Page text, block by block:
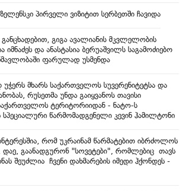
პირველი ვიზიტით სერბეთში ჩავიდა
გიგა ავალიანის მკვლელობის
იმნაძეს და ანასტასია ბერუაშვილს საგამოძიებო
ფარულად უსმენდა
უჭერს მხარს საქართველოს სუვერენიტეტსა და
რუსეთმა უნდა გაიყვანოს თავისი
ტერიტორიიდან - ნატო-ს
წარმომადგენელი კევინ ჰამილტონი
რომ უკრაინამ წარმატებით იბრძოლოს
დაე, გაანადგურონ "სოვეტები", რომლებიც თავს
შეუძლია ჩვენი დახმარების იმედი ჰქონდეს -